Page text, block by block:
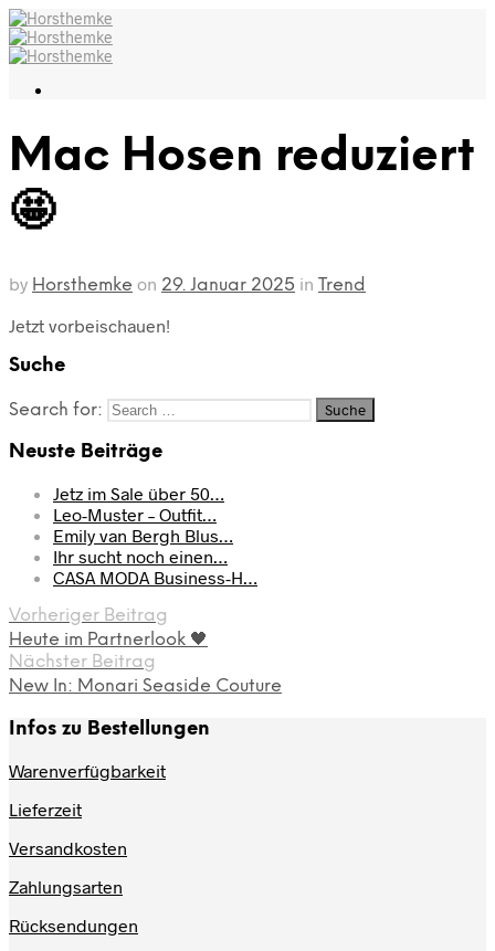
Mac Hosen reduziert
🤩
by Horsthemke on 29. Januar 2025 in Trend
Jetzt vorbeischauen!
Suche
Search for:
Neuste Beiträge
Jetz im Sale über 50…
Leo-Muster – Outfit…
Emily van Bergh Blus…
Ihr sucht noch einen…
CASA MODA Business-H…
Vorheriger Beitrag
Heute im Partnerlook 🖤
Nächster Beitrag
New In: Monari Seaside Couture
Infos zu Bestellungen
Warenverfügbarkeit
Lieferzeit
Versandkosten
Zahlungsarten
Rücksendungen